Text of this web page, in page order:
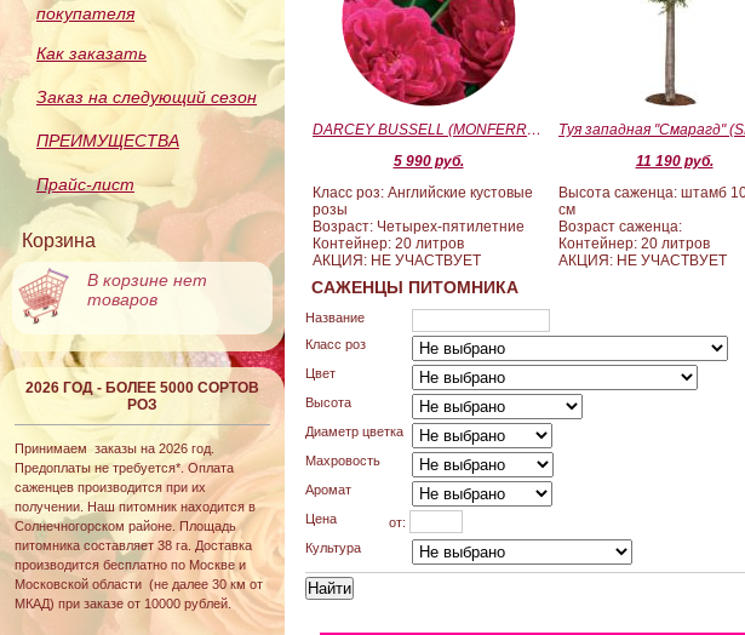
покупателя
Как заказать
Заказ на следующий сезон
ПРЕИМУЩЕСТВА
Прайс-лист
Корзина
В корзине нет
товаров
2026 ГОД - БОЛЕЕ 5000 СОРТОВ
РОЗ
Принимаем заказы на 2026 год.
Предоплаты не требуется*. Оплата
саженцев производится при их
получении. Наш питомник находится в
Солнечногорском районе. Площадь
питомника составляет 38 га. Доставка
производится бесплатно по Москве и
Московской области (не далее 30 км от
МКАД) при заказе от 10000 рублей.
DARCEY BUSSELL (MONFERRATO) (Дарси Басл)
5 990 руб.
Класс роз: Английские кустовые
розы
Возраст: Четырех-пятилетние
Контейнер: 20 литров
АКЦИЯ: НЕ УЧАСТВУЕТ
11 190 руб.
Высота саженца: штамб
см
Возраст саженца:
Контейнер: 20 литров
АКЦИЯ: НЕ УЧАСТВУЕТ
САЖЕНЦЫ ПИТОМНИКА
Название
Класс роз
Цвет
Высота
Диаметр цветка
Махровость
Аромат
Цена
от:
Культура